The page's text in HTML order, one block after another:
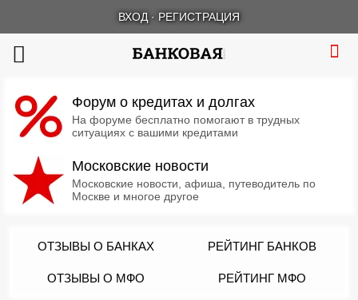
ВХОД · РЕГИСТРАЦИЯ
Форум о кредитах и долгах
На форуме бесплатно помогают в трудных
ситуациях с вашими кредитами
Московские новости
Московские новости, афиша, путеводитель по
Москве и многое другое
ОТЗЫВЫ О БАНКАХ РЕЙТИНГ БАНКОВ
ОТЗЫВЫ О МФО РЕЙТИНГ МФО